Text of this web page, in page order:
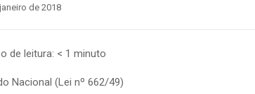
de 2018
de leitura: < 1 minuto
Nacional (Lei nº 662/49)